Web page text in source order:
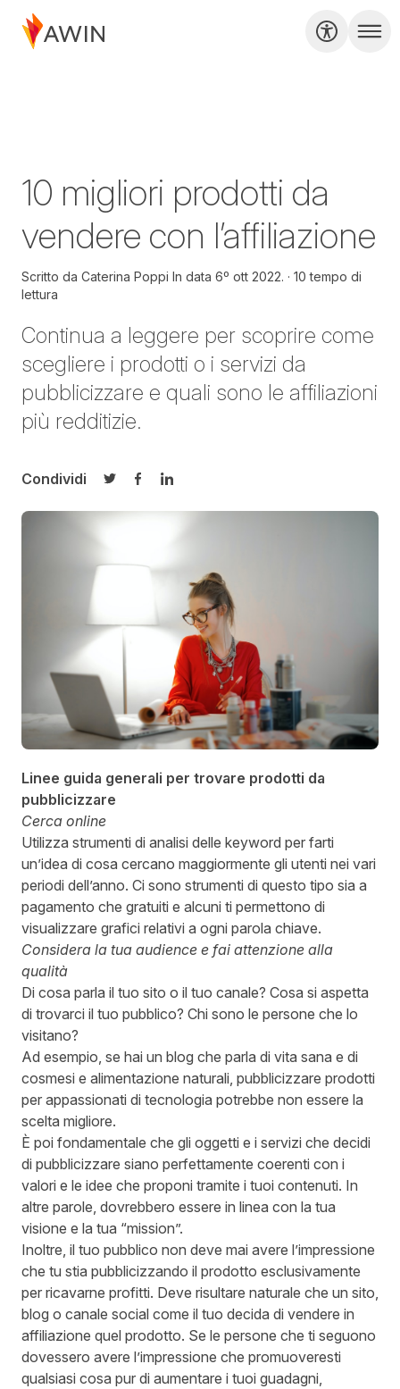
10 migliori prodotti da
vendere con l’affiliazione
Scritto da Caterina Poppi In data 6º ott 2022.
10 tempo di
lettura
Continua a leggere per scoprire come
scegliere i prodotti o i servizi da
pubblicizzare e quali sono le affiliazioni
più redditizie.
Condividi
Condividi su Twitter
Condividi su Facebook
Condividi su LinkedIn
Linee guida generali per trovare prodotti da
pubblicizzare
Cerca online
Utilizza strumenti di analisi delle keyword per farti
un’idea di cosa cercano maggiormente gli utenti nei vari
periodi dell’anno. Ci sono strumenti di questo tipo sia a
pagamento che gratuiti e alcuni ti permettono di
visualizzare grafici relativi a ogni parola chiave.
Considera la tua audience e fai attenzione alla
qualità
Di cosa parla il tuo sito o il tuo canale? Cosa si aspetta
di trovarci il tuo pubblico? Chi sono le persone che lo
visitano?
Ad esempio, se hai un blog che parla di vita sana e di
cosmesi e alimentazione naturali, pubblicizzare prodotti
per appassionati di tecnologia potrebbe non essere la
scelta migliore.
È poi fondamentale che gli oggetti e i servizi che decidi
di pubblicizzare siano perfettamente coerenti con i
valori e le idee che proponi tramite i tuoi contenuti. In
altre parole, dovrebbero essere in linea con la tua
visione e la tua “mission”.
Inoltre, il tuo pubblico non deve mai avere l’impressione
che tu stia pubblicizzando il prodotto esclusivamente
per ricavarne profitti. Deve risultare naturale che un sito,
blog o canale social come il tuo decida di vendere in
affiliazione quel prodotto. Se le persone che ti seguono
dovessero avere l’impressione che promuoveresti
qualsiasi cosa pur di aumentare i tuoi guadagni,